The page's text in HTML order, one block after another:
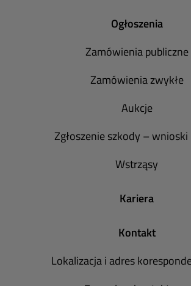
Ogłoszenia
Zamówienia publiczne
Zamówienia zwykłe
Aukcje
Zgłoszenie szkody –
Wstrząsy
Kariera
Kontakt
Lokalizacja i adres